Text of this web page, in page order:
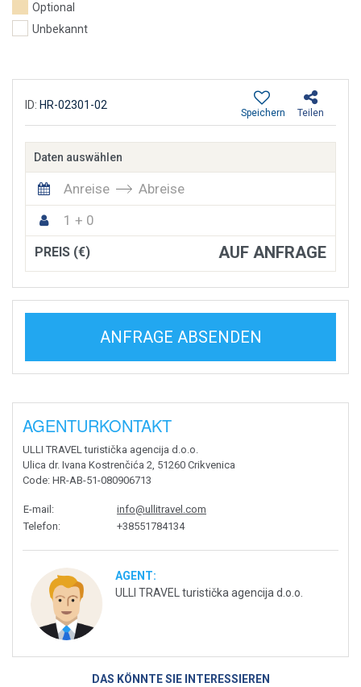
Optional
Unbekannt
ID: HR-02301-02
Teilen
Speichern
Daten auswählen
Anreise
Abreise
1 + 0
PREIS (€) AUF ANFRAGE
ANFRAGE ABSENDEN
AGENTURKONTAKT
ULLI TRAVEL turistička agencija d.o.o.
Ulica dr. Ivana Kostrenčića 2, 51260 Crikvenica
Code: HR-AB-51-080906713
E-mail :
info@ullitravel.com
Telefon: +38551784134
AGENT:
ULLI TRAVEL turistička agencija d.o.o.
DAS KÖNNTE SIE INTERESSIEREN